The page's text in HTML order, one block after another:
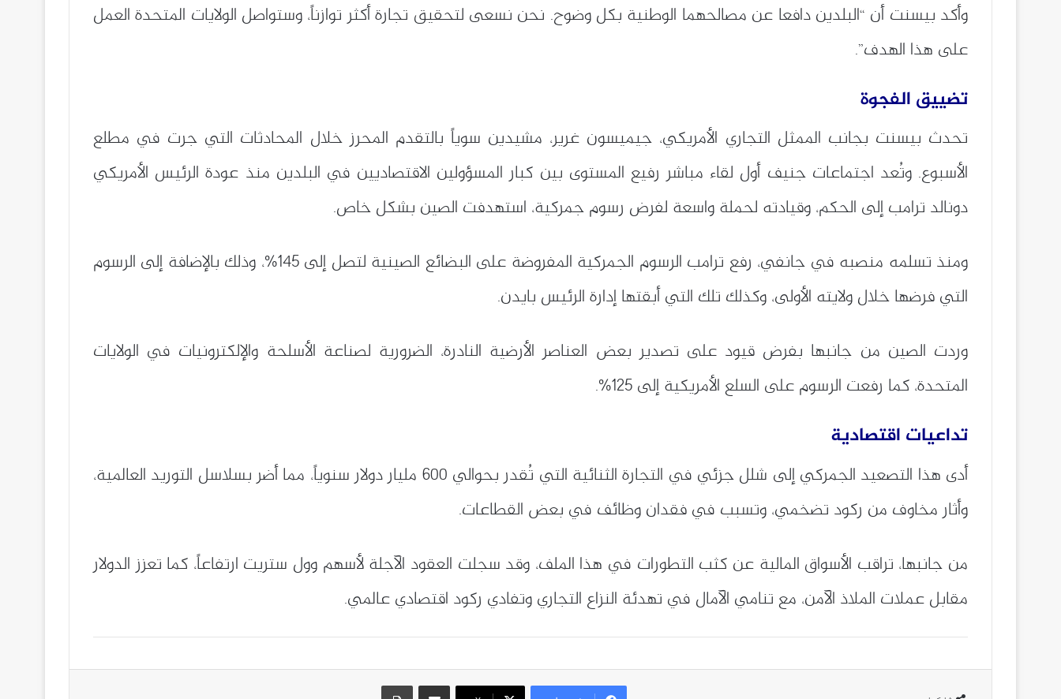
وأكد بيسنت أن “البلدين دافعا عن مصالحهما الوطنية بكل وضوح. نحن نسعى لتحقيق تجارة أكثر توازناً، وستواصل الولايات المتحدة العمل
على هذا الهدف”.
تضييق الفجوة
تحدث بيسنت بجانب الممثل التجاري الأمريكي، جيميسون غرير، مشيدين سوياً بالتقدم المحرز خلال المحادثات التي جرت في مطلع
الأسبوع. وتُعد اجتماعات جنيف أول لقاء مباشر رفيع المستوى بين كبار المسؤولين الاقتصاديين في البلدين منذ عودة الرئيس الأمريكي
دونالد ترامب إلى الحكم، وقيادته لحملة واسعة لفرض رسوم جمركية، استهدفت الصين بشكل خاص.
ومنذ تسلمه منصبه في جانفي، رفع ترامب الرسوم الجمركية المفروضة على البضائع الصينية لتصل إلى 145%، وذلك بالإضافة إلى الرسوم
التي فرضها خلال ولايته الأولى، وكذلك تلك التي أبقتها إدارة الرئيس بايدن.
وردت الصين من جانبها بفرض قيود على تصدير بعض العناصر الأرضية النادرة، الضرورية لصناعة الأسلحة والإلكترونيات في الولايات
المتحدة، كما رفعت الرسوم على السلع الأمريكية إلى 125%.
تداعيات اقتصادية
أدى هذا التصعيد الجمركي إلى شلل جزئي في التجارة الثنائية التي تُقدر بحوالي 600 مليار دولار سنوياً، مما أضر بسلاسل التوريد العالمية،
وأثار مخاوف من ركود تضخمي، وتسبب في فقدان وظائف في بعض القطاعات.
من جانبها، تراقب الأسواق المالية عن كثب التطورات في هذا الملف، وقد سجلت العقود الآجلة لأسهم وول ستريت ارتفاعاً، كما تعزز الدولار
مقابل عملات الملاذ الآمن، مع تنامي الآمال في تهدئة النزاع التجاري وتفادي ركود اقتصادي عالمي.